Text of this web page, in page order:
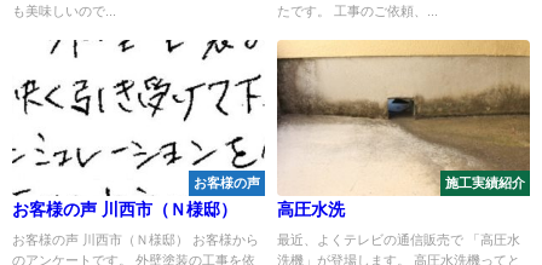
も美味しいので...
たです。 工事のご依頼、...
お客様の声
お客様の声 川西市（Ｎ様邸）
お客様の声 川西市（Ｎ様邸） お客様から
のアンケートです。 外壁塗装の工事を依
施工実績紹介
高圧水洗
最近、よくテレビの通信販売で 「高圧水
洗機」が登場します。 高圧水洗機ってと